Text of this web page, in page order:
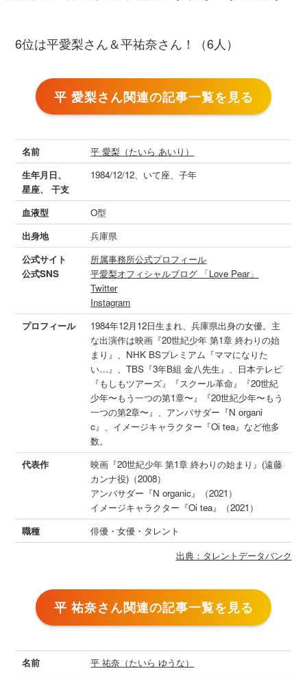
6位は平愛梨さん＆平祐奈さん！（6人）
平 愛梨さん関連の記事一覧を見る
名前
平 愛梨（たいら あいり）
生年月日、
星座、 干支
1984/12/12、いて座、子年
血液型
O型
出身地
兵庫県
公式サイト
公式SNS
所属事務所公式プロフィール
平愛梨オフィシャルブログ 「Love Pear」
Twitter
Instagram
プロフィール
1984年12月12日生まれ、兵庫県出身の女優。主
な出演作は映画『20世紀少年 第1章 終わりの始
まり』、NHK BSプレミアム『ママになりた
い…』、TBS『3年B組 金八先生』、日本テレビ
『もしもツアーズ』『スクール革命』『20世紀
少年〜もう一つの第1章〜』『20世紀少年〜もう
一つの第2章〜』、アンバサダー『N organi
c』、イメージキャラクター『Oi tea』など他多
数。
代表作
映画『20世紀少年 第1章 終わりの始まり』(遠藤
カンナ役)（2008）
アンバサダー『N organic』（2021）
イメージキャラクター『Oi tea』（2021）
職種
俳優・女優・タレント
出典：タレントデータバンク
平 祐奈さん関連の記事一覧を見る
名前
平 祐奈（たいら ゆうな）